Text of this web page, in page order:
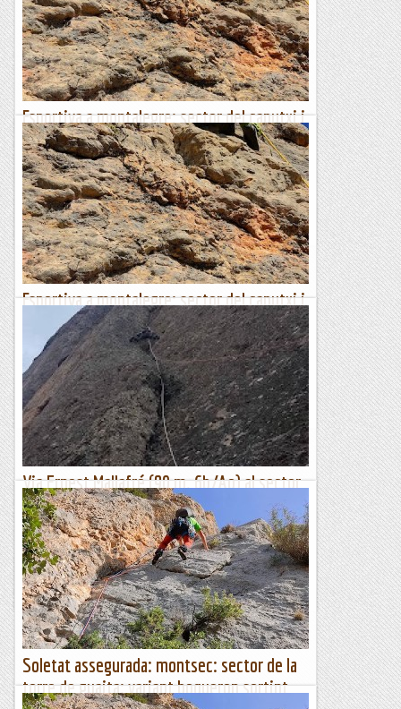
Esportiva a montalegre: sector del caputxi i
la llastra
De tant en tant, cal anar a fer una mica d'esportiva per pujar
una mica de grau. Avui he estat acompanyat/motivat per la
Remei que m'ha fet tibar de braços fent grau,...
Escalada per a tontos
Esportiva a montalegre: sector del caputxi i
la llastra
De tant en tant, cal anar a fer una mica d'esportiva per pujar
una mica de grau. Avui he estat acompanyat/motivat per la
Remei que m'ha fet tibar de braços fent grau,...
Escalada per a tontos
Via Ernest Mallafré (90 m. 6b/Ao) al sector
de la Cova de l'Arcada (Montserrat)
Lògic itinerari, a la dreta de la Cova de l'Arcada, obra de dos
referents de l'escalada montserratina: Armand Ballart i
Manuel Pérez "Lete". Recorre, envoltat de vies de caire...
Classic climber
Soletat assegurada: montsec: sector de la
torre de guaita: variant boqueron sortint